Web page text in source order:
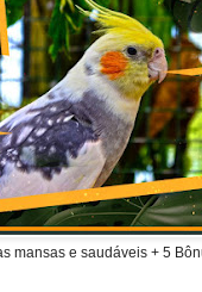
mansas e saudáveis + 5